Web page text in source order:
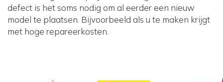
defect is het soms nodig om al eerder een nieuw
model te plaatsen. Bijvoorbeeld als u te maken krijgt
met hoge repareerkosten.